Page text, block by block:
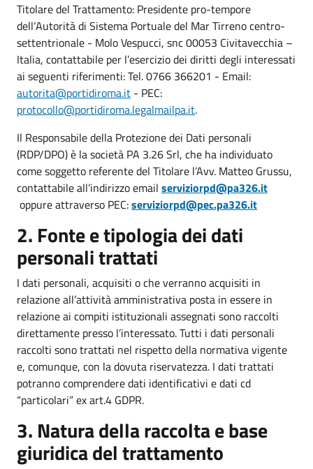
Titolare del Trattamento: Presidente pro-tempore
dell‘Autorità di Sistema Portuale del Mar Tirreno centro-
settentrionale - Molo Vespucci, snc 00053 Civitavecchia –
Italia, contattabile per l’esercizio dei diritti degli interessati
ai seguenti riferimenti: Tel. 0766 366201 - Email:
autorita@portidiroma.it - PEC:
protocollo@portidiroma.legalmailpa.it.
Il Responsabile della Protezione dei Dati personali
(RDP/DPO) è la società PA 3.26 Srl, che ha individuato
come soggetto referente del Titolare l’Avv. Matteo Grussu,
contattabile all’indirizzo email serviziorpd@pa326.it
oppure attraverso PEC:serviziorpd@pec.pa326.it
2. Fonte e tipologia dei dati
personali trattati
I dati personali, acquisiti o che verranno acquisiti in
relazione all’attività amministrativa posta in essere in
relazione ai compiti istituzionali assegnati sono raccolti
direttamente presso l’interessato. Tutti i dati personali
raccolti sono trattati nel rispetto della normativa vigente
e, comunque, con la dovuta riservatezza. I dati trattati
potranno comprendere dati identificativi e dati cd
“particolari” ex art.4 GDPR.
3. Natura della raccolta e base
giuridica del trattamento